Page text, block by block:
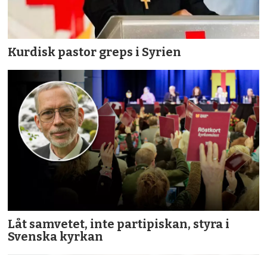
Kurdisk pastor greps i Syrien
Låt samvetet, inte partipiskan, styra i
Svenska kyrkan